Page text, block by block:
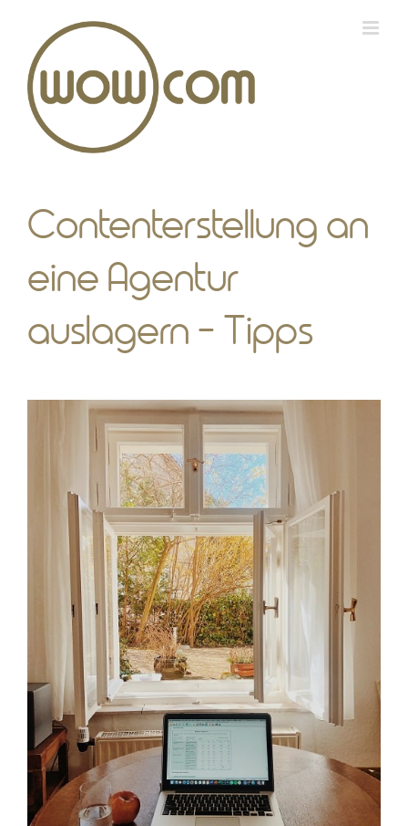
Inhalt
springen
Contenterstellung an
eine Agentur
auslagern – Tipps